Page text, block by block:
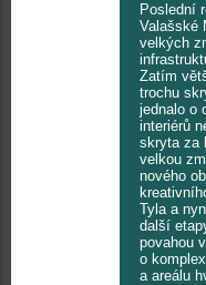
Poslední
Valašské
velkých
Zatím
trochu
jednalo o
interiérů
skryta za
velkou
nového
Tyla a
další
povahou
o
a areálu